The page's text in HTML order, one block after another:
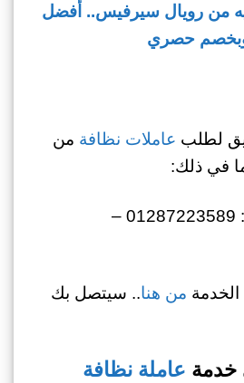
من رويال سيرفيس.. أفضل
وبخصم حصري
لطلب عاملات نظافة من
في ذلك:
اتصل بأرقام الآتية: 01287223589 –
من هنا.. سيتصل بك
خدمة عاملة نظافة